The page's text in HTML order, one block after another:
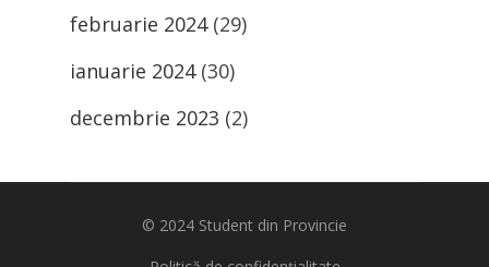
februarie 2024(29)
ianuarie 2024(30)
decembrie 2023 (2)
© 2024 Student din Provincie